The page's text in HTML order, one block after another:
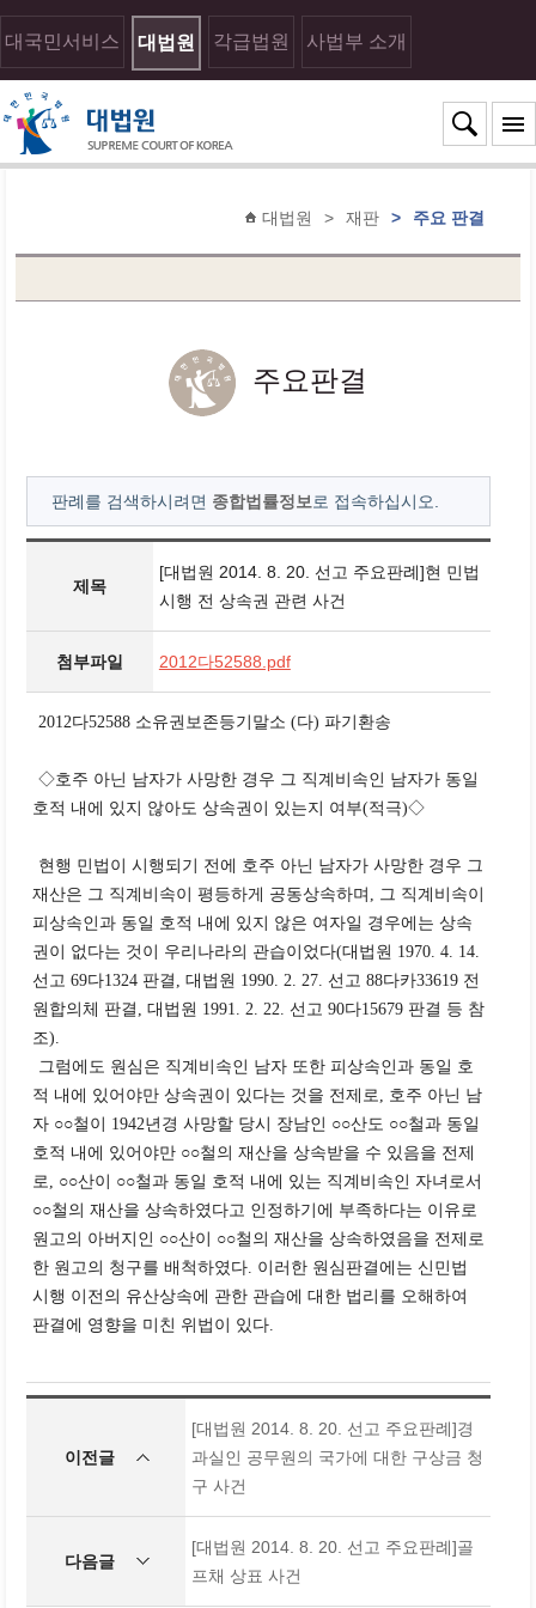
대국민서비스 대법원 각급법원 사법부 소개
대법원 > 재판 > 주요 판결
주요판결
판례를 검색하시려면 종합법률정보 로 접속하십시오.
제목
[대법원 2014. 8. 20. 선고 주요판례]현 민법
시행 전 상속권 관련 사건
첨부파일 2012다52588.pdf
2012다52588 소유권보존등기말소 (다) 파기환송
◇호주 아닌 남자가 사망한 경우 그 직계비속인 남자가 동일
호적 내에 있지 않아도 상속권이 있는지 여부(적극)◇
현행 민법이 시행되기 전에 호주 아닌 남자가 사망한 경우 그
재산은 그 직계비속이 평등하게 공동상속하며, 그 직계비속이
피상속인과 동일 호적 내에 있지 않은 여자일 경우에는 상속
권이 없다는 것이 우리나라의 관습이었다(대법원 1970. 4. 14.
선고 69다1324 판결, 대법원 1990. 2. 27. 선고 88다카33619 전
원합의체 판결, 대법원 1991. 2. 22. 선고 90다15679 판결 등 참
조).
그럼에도 원심은 직계비속인 남자 또한 피상속인과 동일 호
적 내에 있어야만 상속권이 있다는 것을 전제로, 호주 아닌 남
자 ○○철이 1942년경 사망할 당시 장남인 ○○산도 ○○철과 동일
호적 내에 있어야만 ○○철의 재산을 상속받을 수 있음을 전제
로, ○○산이 ○○철과 동일 호적 내에 있는 직계비속인 자녀로서
○○철의 재산을 상속하였다고 인정하기에 부족하다는 이유로
원고의 아버지인 ○○산이 ○○철의 재산을 상속하였음을 전제로
한 원고의 청구를 배척하였다. 이러한 원심판결에는 신민법
시행 이전의 유산상속에 관한 관습에 대한 법리를 오해하여
판결에 영향을 미친 위법이 있다.
이전글
[대법원 2014. 8. 20. 선고 주요판례]경
과실인 공무원의 국가에 대한 구상금 청
구 사건
다음글
[대법원 2014. 8. 20. 선고 주요판례]골
프채 상표 사건